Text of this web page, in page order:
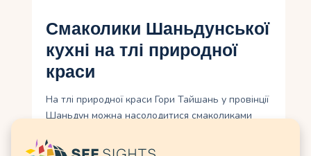
Смаколики Шаньдунської
кухні на тлі природної
краси
На тлі природної краси Гори Тайшань у провінції
Шаньдун можна насолодитися смаколиками
визначних аспектів місцевої культури.